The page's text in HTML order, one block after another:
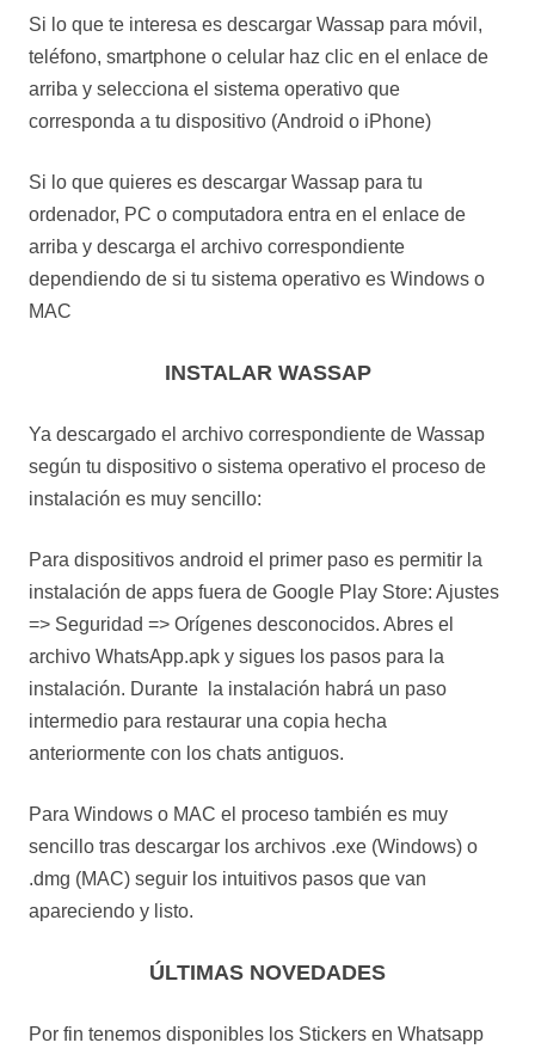
Si lo que te interesa es descargar Wassap para móvil,
teléfono, smartphone o celular haz clic en el enlace de
arriba y selecciona el sistema operativo que
corresponda a tu dispositivo (Android o iPhone)
Si lo que quieres es descargar Wassap para tu
ordenador, PC o computadora entra en el enlace de
arriba y descarga el archivo correspondiente
dependiendo de si tu sistema operativo es Windows o
MAC
INSTALAR WASSAP
Ya descargado el archivo correspondiente de Wassap
según tu dispositivo o sistema operativo el proceso de
instalación es muy sencillo:
Para dispositivos android el primer paso es permitir la
instalación de apps fuera de Google Play Store: Ajustes
=> Seguridad => Orígenes desconocidos. Abres el
archivo WhatsApp.apk y sigues los pasos para la
instalación. Durante la instalación habrá un paso
intermedio para restaurar una copia hecha
anteriormente con los chats antiguos.
Para Windows o MAC el proceso también es muy
sencillo tras descargar los archivos .exe (Windows) o
.dmg (MAC) seguir los intuitivos pasos que van
apareciendo y listo.
ÚLTIMAS NOVEDADES
Por fin tenemos disponibles los Stickers en Whatsapp